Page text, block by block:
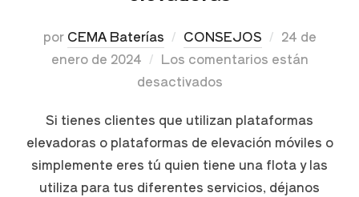
por CEMA Baterías CONSEJOS
24 de
enero de 2024
Los comentarios están
desactivados
Si tienes clientes que utilizan plataformas
elevadoras o plataformas de elevación móviles o
simplemente eres tú quien tiene una flota y las
utiliza para tus diferentes servicios, déjanos